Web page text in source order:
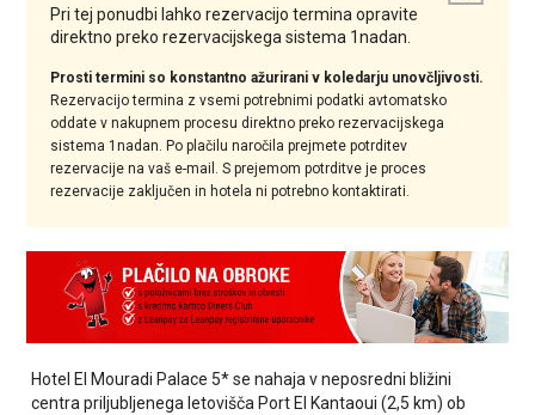
Pri tej ponudbi lahko rezervacijo termina opravite
direktno preko rezervacijskega sistema 1nadan.
Prosti termini so konstantno ažurirani v koledarju unovčljivosti.
Rezervacijo termina z vsemi potrebnimi podatki avtomatsko
oddate v nakupnem procesu direktno preko rezervacijskega
sistema 1nadan. Po plačilu naročila prejmete potrditev
rezervacije na vaš e-mail. S prejemom potrditve je proces
rezervacije zaključen in hotela ni potrebno kontaktirati.
Hotel El Mouradi Palace 5* se nahaja v neposredni bližini
centra priljubljenega letovišča Port El Kantaoui (2,5 km) ob